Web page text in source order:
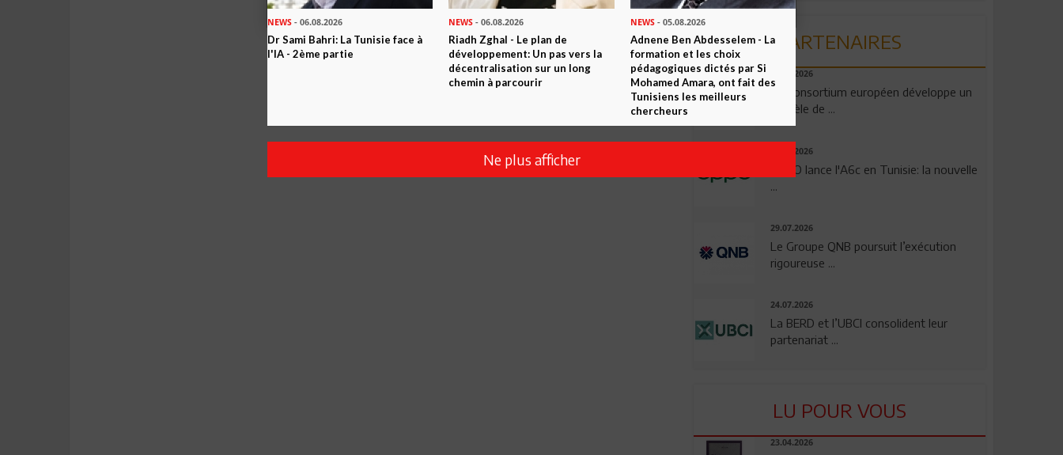
PARTENAIRES
06.08.2026
Un consortium européen développe un
modèle de ...
04.08.2026
OPPO lance l'A6c en Tunisie: la nouvelle
...
29.07.2026
Le Groupe QNB poursuit l’exécution
rigoureuse ...
24.07.2026
La BERD et l’UBCI consolident leur
partenariat ...
LU POUR VOUS
23.04.2026
NEWS - 06.08.2026
Dr Sami Bahri: La Tunisie face à
l'IA - 2ème partie
NEWS - 06.08.2026
Riadh Zghal - Le plan de
développement: Un pas vers la
décentralisation sur un long
chemin à parcourir
NEWS- 05.08.2026
Adnene Ben Abdesselem - La
formation et les choix
pédagogiques dictés par Si
Mohamed Amara, ont fait des
Tunisiens les meilleurs
chercheurs
Ne plus afficher